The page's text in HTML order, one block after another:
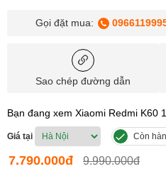
Gọi đặt mua:
Sao chép đường dẫn
Bạn đang xem Xiaomi Redmi K60
Giá tại Còn
7.790.000đ 9.990.000đ